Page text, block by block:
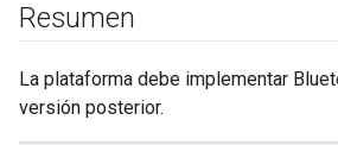
Resumen
La plataforma debe implementar
versión posterior.